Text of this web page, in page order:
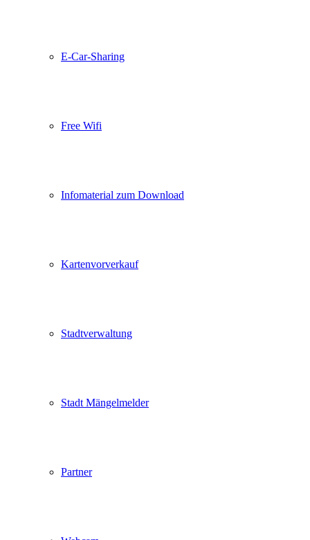
E-Car-Sharing
Free Wifi
Infomaterial zum Download
Kartenvorverkauf
Stadtverwaltung
Stadt Mängelmelder
Partner